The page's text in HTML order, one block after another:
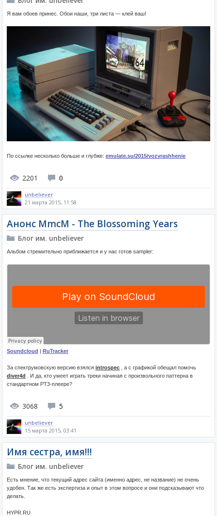
Я вам обоев принес. Обои наши, три листа — клей ваш!
По ссылке несколько больше и глубже: emulate.su/2015/vozvrashhenie
2201 0
unbeliever
21 марта 2015, 11:58
Анонс MmcM - The Blossoming Years
Блог им. unbeliever
Альбом стремительно приближается и у нас готов sampler:
Soundcloud | RuTracker
За спектрумовскую версию взялся introspec , а с графикой обещал помочь
diver4d . И да, кто умеет играть треки начиная с произвольного паттерна в
стандартном PT3-плеере?
3068 5
unbeliever
15 марта 2015, 03:41
Имя сестра, имя!!!
Блог им. unbeliever
Есть мнение, что текущий адрес сайта (именно адрес, не название) не очень
удобен. Так же есть экспертиза и опыт в этом вопросе и они подсказывают что
делать.
HYPR.RU